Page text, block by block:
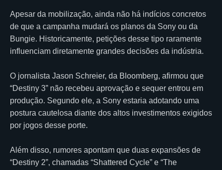
Apesar da mobilização, ainda não há indícios concretos
de que a campanha mudará os planos da Sony ou da
Bungie. Historicamente, petições desse tipo raramente
influenciam diretamente grandes decisões da indústria.
O jornalista Jason Schreier, da Bloomberg, afirmou que
“Destiny 3” não recebeu aprovação e sequer entrou em
produção. Segundo ele, a Sony estaria adotando uma
postura cautelosa diante dos altos investimentos exigidos
por jogos desse porte.
Além disso, rumores apontam que duas expansões de
“Destiny 2”, chamadas “Shattered Cycle” e “The